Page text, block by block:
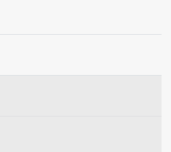
讀Tik-tang